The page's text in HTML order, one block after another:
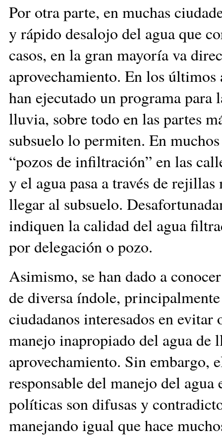
Por otra parte, en muchas
y rápido desalojo del agua que
casos, en la gran mayoría va
aprovechamiento. En los
han ejecutado un programa
lluvia, sobre todo en las partes
subsuelo lo permiten. En
“pozos de infiltración” en las
y el agua pasa a través de
llegar al subsuelo.
indiquen la calidad del agua
por delegación o pozo.
Asimismo, se han dado a
de diversa índole,
ciudadanos interesados en
manejo inapropiado del agua
aprovechamiento. Sin embargo,
responsable del manejo del
políticas son difusas y
manejando igual que hace